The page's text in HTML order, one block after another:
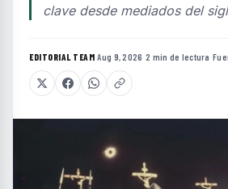
clave desde mediados del
EDITORIAL TEAM·Aug 9, 2026 ·2 min de lectura ·